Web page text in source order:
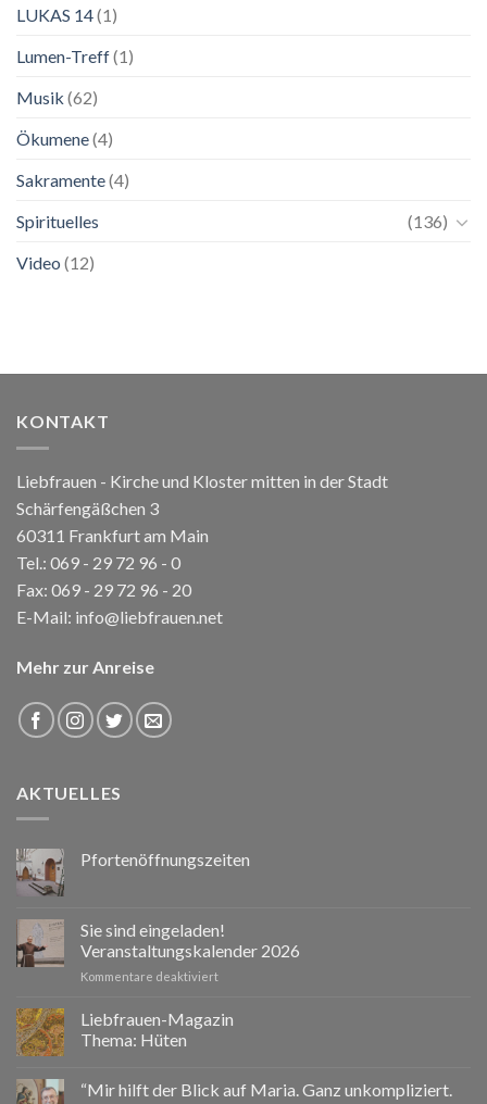
LUKAS 14(1)
Lumen-Treff(1)
Musik (62)
Ökumene(4)
Sakramente(4)
Spirituelles
(136)
Video (12)
KONTAKT
Liebfrauen - Kirche und Kloster mitten in der Stadt
Schärfengäßchen 3
60311 Frankfurt am Main
Tel.: 069 - 29 72 96 - 0
Fax: 069 - 29 72 96 - 20
E-Mail: info@liebfrauen.net
Mehr zur Anreise
AKTUELLES
Pfortenöffnungszeiten
Sie sind eingeladen!
Veranstaltungskalender 2026
Kommentare deaktiviertfür
sind
Liebfrauen-Magazin
Thema: Hüten
“Mir hilft der Blick auf Maria. Ganz unkompliziert.